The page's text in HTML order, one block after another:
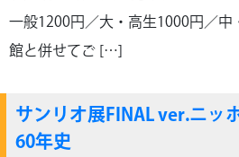
一般1200円／大・高生1000円／
館と併せてご […]
サンリオ展FINAL ver.ニッ
60年史